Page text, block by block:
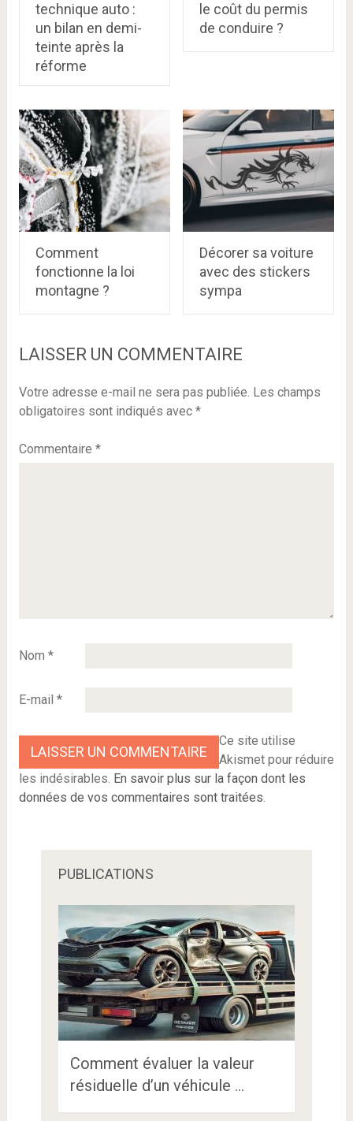
technique auto :
un bilan en demi-
teinte après la
réforme
le coût du permis
de conduire ?
Comment
fonctionne la loi
montagne ?
Décorer sa voiture
avec des stickers
sympa
LAISSER UN COMMENTAIRE
Votre adresse e-mail ne sera pas publiée. Les champs
obligatoires sont indiqués avec *
Commentaire *
Nom *
E-mail *
Ce site utilise
Akismet pour réduire
les indésirables. En savoir plus sur la façon dont les
données de vos commentaires sont traitées.
PUBLICATIONS
Comment évaluer la valeur
résiduelle d’un véhicule …